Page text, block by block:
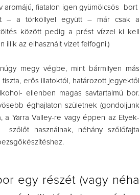
fiatalon igen gyümölcsös bort
a törköllyel együtt – már csak a
között pedig a prést vízzel ki kell
illik az elhasznált vizet felfogni.)
megy végbe, mint bármilyen más
erős illatoktól, határozott jegyektől
ellenben magas savtartalmú bor.
éghajlaton születnek (gondoljunk
a Yarra Valley-re vagy éppen az Etyek-
használnak, néhány szőlőfajta
egy részét (vagy néha